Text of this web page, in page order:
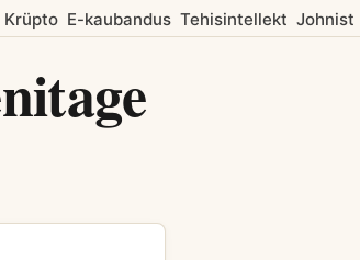
Krüpto E-kaubandus Tehisintellekt Johnist